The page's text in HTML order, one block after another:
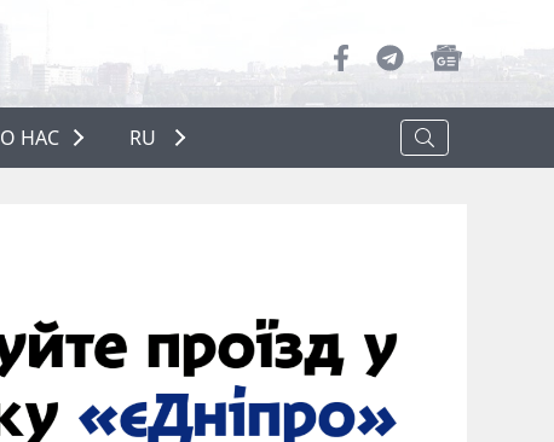
О НАС
О НАС
RU